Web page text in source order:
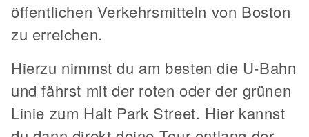
öffentlichen Verkehrsmitteln von Boston
zu erreichen.
Hierzu nimmst du am besten die U-Bahn
und fährst mit der roten oder der grünen
Linie zum Halt Park Street. Hier kannst